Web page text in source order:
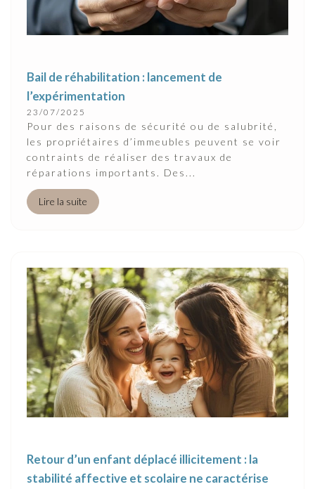
Bail de réhabilitation : lancement de
l’expérimentation
23/07/2025
Pour des raisons de sécurité ou de salubrité,
les propriétaires d’immeubles peuvent se voir
contraints de réaliser des travaux de
réparations importants. Des...
Lire la suite
Retour d’un enfant déplacé illicitement : la
stabilité affective et scolaire ne caractérise